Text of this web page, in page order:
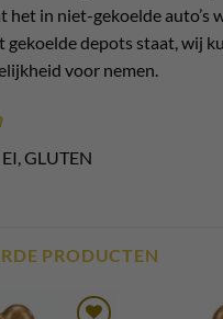
het in niet-gekoelde auto’s
depots staat, wij
voor nemen.
GLUTEN
PRODUCTEN